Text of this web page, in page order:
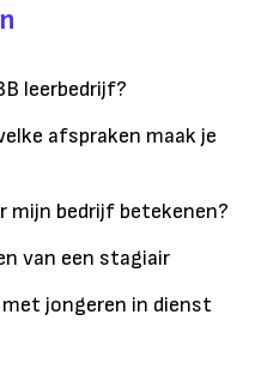
leerbedrijf?
afspraken maak je
mijn bedrijf betekenen?
van een stagiair
jongeren in dienst